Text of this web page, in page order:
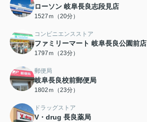
ローソン 岐阜長良志段見店
1527ｍ（20分）
コンビニエンスストア
ファミリーマート 岐阜長良公園前店
1797ｍ（23分）
郵便局
岐阜長良校前郵便局
1802ｍ（23分）
ドラッグストア
V・drug 長良薬局